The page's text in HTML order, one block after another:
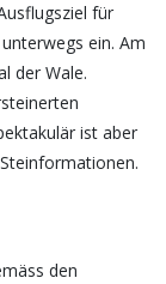
für
ein. Am
der Wale.
ist aber
den